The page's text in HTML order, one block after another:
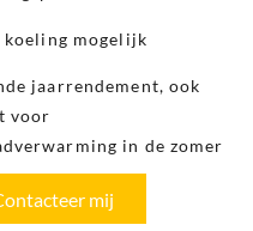
koeling mogelijk
jaarrendement, ook
voor
in de zomer
mij